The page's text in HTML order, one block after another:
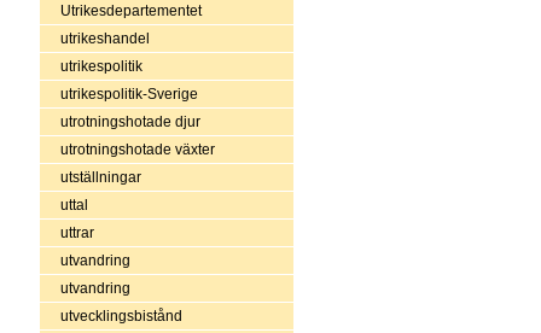
Utrikesdepartementet
utrikeshandel
utrikespolitik
utrikespolitik-Sverige
utrotningshotade djur
utrotningshotade växter
utställningar
uttal
uttrar
utvandring
utvandring
utvecklingsbistånd